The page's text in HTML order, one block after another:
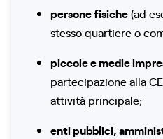
persone fisiche(ad
stesso quartiere o
piccole e medie
partecipazione alla
attività principale;
enti pubblici,